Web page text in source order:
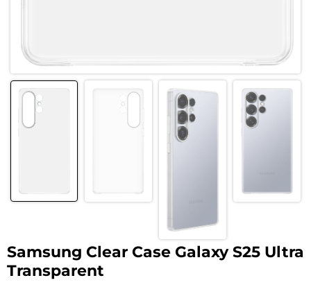
Samsung Clear Case Galaxy S25 Ultra
Transparent